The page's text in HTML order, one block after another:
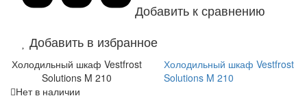
Добавить к сравнению
Добавить в избранное
Холодильный шкаф Vestfrost
Solutions M 210
Холодильный шкаф Vestfrost
Solutions M 210
Нет в наличии